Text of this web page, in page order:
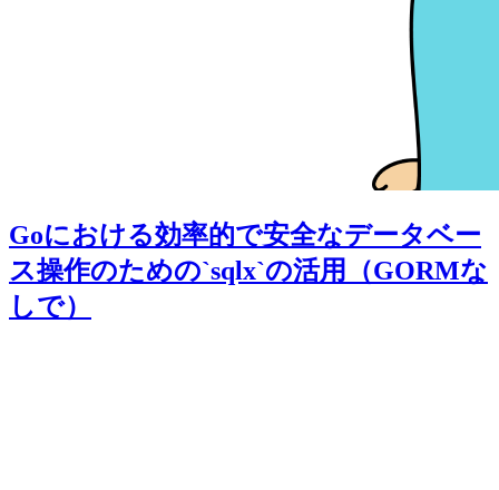
Goにおける効率的で安全なデータベー
ス操作のための`sqlx`の活用（GORMな
しで）